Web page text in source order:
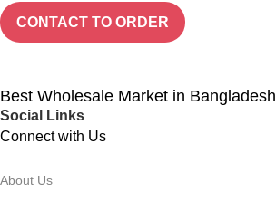
CONTACT TO ORDER
Best Wholesale Market in Bangladesh
Social Links
Connect with Us
About Us